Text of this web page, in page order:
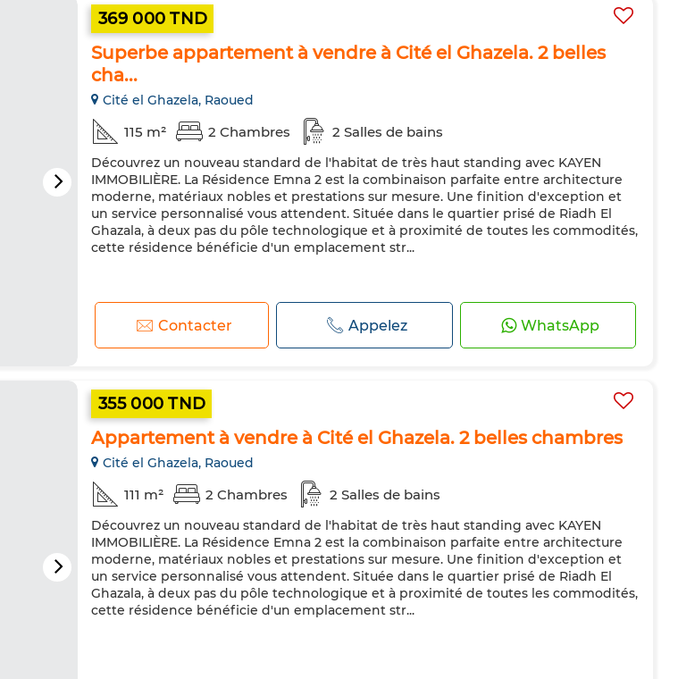
369 000 TND
Superbe appartement à vendre à Cité el Ghazela. 2 belles
cha...
Cité el Ghazela, Raoued
115 m² 2 Chambres 2 Salles de bains
Découvrez un nouveau standard de l'habitat de très haut standing avec KAYEN
IMMOBILIÈRE. La Résidence Emna 2 est la combinaison parfaite entre architecture
moderne, matériaux nobles et prestations sur mesure. Une finition d'exception et
un service personnalisé vous attendent. Située dans le quartier prisé de Riadh El
Ghazala, à deux pas du pôle technologique et à proximité de toutes les commodités,
cette résidence bénéficie d'un emplacement str...
Contacter Appelez WhatsApp
355 000 TND
Appartement à vendre à Cité el Ghazela. 2 belles chambres
Cité el Ghazela, Raoued
111 m² 2 Chambres 2 Salles de bains
Découvrez un nouveau standard de l'habitat de très haut standing avec KAYEN
IMMOBILIÈRE. La Résidence Emna 2 est la combinaison parfaite entre architecture
moderne, matériaux nobles et prestations sur mesure. Une finition d'exception et
un service personnalisé vous attendent. Située dans le quartier prisé de Riadh El
Ghazala, à deux pas du pôle technologique et à proximité de toutes les commodités,
cette résidence bénéficie d'un emplacement str...